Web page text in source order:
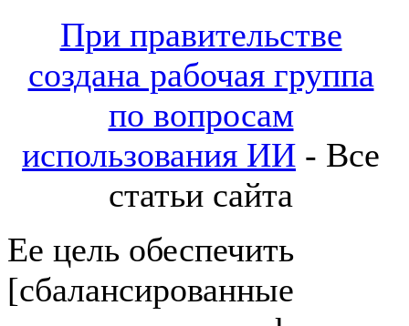
При правительстве
создана рабочая группа
по вопросам
использования ИИ - Все
статьи сайта
Ее цель обеспечить
[сбалансированные